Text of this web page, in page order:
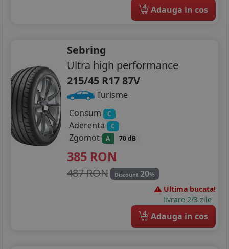
4 Adauga in cos
Sebring
Ultra high performance
215/45 R17 87V
Turisme
Consum
C
Aderenta C
Zgomot A 70 dB
385 RON
487 RON Discount 20%
Ultima bucata!
livrare 2/3 zile
4 Adauga in cos